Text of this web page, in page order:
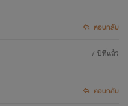
ตอบกลับ
7 ปีที่แล้ว
ตอบกลับ